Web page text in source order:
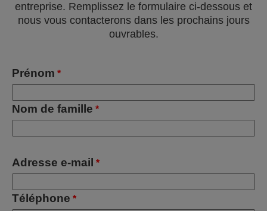
entreprise. Remplissez le formulaire ci-dessous et
nous vous contacterons dans les prochains jours
ouvrables.
Prénom *
Nom de famille *
Adresse e-mail *
Téléphone *